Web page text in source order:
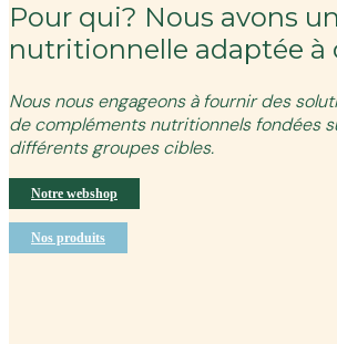
Pour qui? Nous avons
nutritionnelle adaptée à
Nous nous engageons à fournir des
de compléments nutritionnels fondées
différents groupes cibles.
Notre webshop
Nos produits